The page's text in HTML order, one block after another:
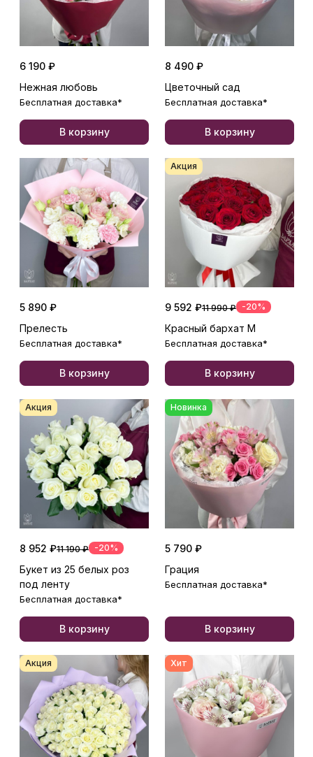
6 190 ₽
Нежная любовь
Бесплатная доставка*
В корзину
8 490 ₽
Цветочный сад
Бесплатная доставка*
В корзину
5 890 ₽
Прелесть
Бесплатная доставка*
В корзину
Акция
9 592 ₽11 990 ₽ -20%
Красный бархат М
Бесплатная доставка*
В корзину
Акция
8 952 ₽11 190 ₽ -20%
Букет из 25 белых роз
под ленту
Бесплатная доставка*
В корзину
Новинка
5 790 ₽
Грация
Бесплатная доставка*
В корзину
Акция Хит